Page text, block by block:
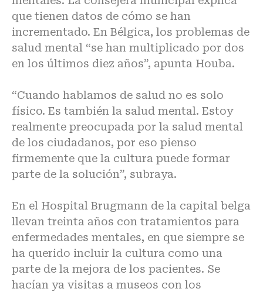
que tienen datos de cómo se han
incrementado. En Bélgica, los problemas de
salud mental “se han multiplicado por dos
en los últimos diez años”, apunta Houba.
“Cuando hablamos de salud no es solo
físico. Es también la salud mental. Estoy
realmente preocupada por la salud mental
de los ciudadanos, por eso pienso
firmemente que la cultura puede formar
parte de la solución”, subraya.
En el Hospital Brugmann de la capital belga
llevan treinta años con tratamientos para
enfermedades mentales, en que siempre se
ha querido incluir la cultura como una
parte de la mejora de los pacientes. Se
hacían ya visitas a museos con los